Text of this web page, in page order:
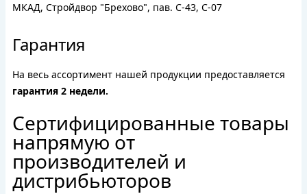
МКАД, Стройдвор "Брехово", пав. С-43, С-07
Гарантия
На весь ассортимент нашей продукции предоставляется
гарантия 2 недели.
Сертифицированные товары
напрямую от
производителей и
дистрибьюторов